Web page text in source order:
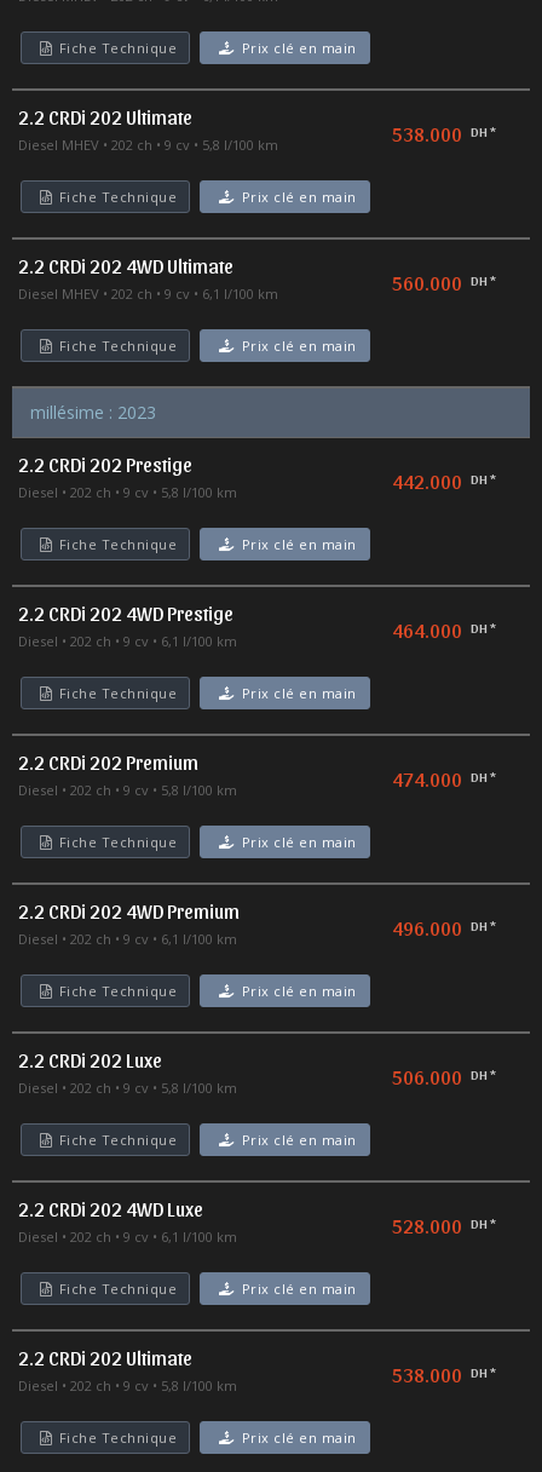
Fiche Technique Prix clé en main
2.2 CRDi 202 Ultimate
Diesel MHEV 202 ch 9 cv 5,8 l/100 km 538.000 DH *
Fiche Technique Prix clé en main
2.2 CRDi 202 4WD Ultimate
Diesel MHEV 202 ch 9 cv 6,1 l/100 km 560.000 DH *
Fiche Technique Prix clé en main
millésime : 2023
2.2 CRDi 202 Prestige
Diesel 202 ch 9 cv 5,8 l/100 km 442.000 DH *
Fiche Technique Prix clé en main
2.2 CRDi 202 4WD Prestige
Diesel 202 ch 9 cv 6,1 l/100 km 464.000 DH *
Fiche Technique Prix clé en main
2.2 CRDi 202 Premium
Diesel 202 ch 9 cv 5,8 l/100 km 474.000 DH *
Fiche Technique Prix clé en main
2.2 CRDi 202 4WD Premium
Diesel 202 ch 9 cv 6,1 l/100 km 496.000 DH *
Fiche Technique Prix clé en main
2.2 CRDi 202 Luxe
Diesel 202 ch 9 cv 5,8 l/100 km 506.000 DH *
Fiche Technique Prix clé en main
2.2 CRDi 202 4WD Luxe
Diesel 202 ch 9 cv 6,1 l/100 km 528.000 DH *
Fiche Technique Prix clé en main
2.2 CRDi 202 Ultimate
Diesel 202 ch 9 cv 5,8 l/100 km 538.000 DH *
Fiche Technique Prix clé en main